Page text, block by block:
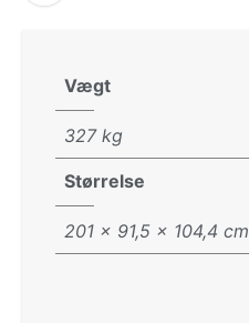
Vægt
327 kg
Størrelse
201 × 91,5 × 104,4 cm